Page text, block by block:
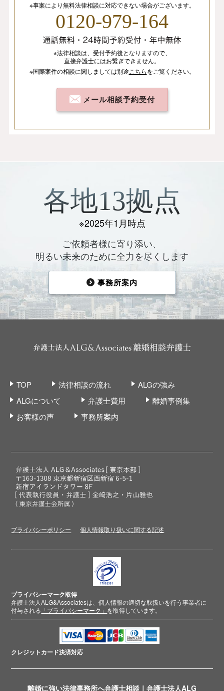
離婚に強い法律事務所へ弁護士相談｜弁護士法人ALG
※事案により無料法律相談に対応できない場合がございます。
0120-979-164
※法律相談は、 受付予約後となりますので、
直接弁護士にはお繋ぎできません。
※国際案件の相談に関しましては別途 こちらをご覧ください。
メール相談予約受付
各地13拠点
※2025年1月時点
ご依頼者様に寄り添い、
明るい未来のために全力を尽くします
事務所案内
TOP 法律相談の流れ
ALGの強み
ALGについて
弁護士費用
離婚事例集
お客様の声
事務所案内
プライバシーポリシー 個人情報取り扱いに関する記述
プライバシーマーク取得
弁護士法人ALG&Associatesは、個人情報の適切な取扱いを行う事業者に
付与される 「プライバシーマーク」 を取得しています。
クレジットカード決済対応